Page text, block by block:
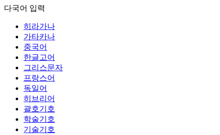
다국어 입력
히라가나
가타카나
중국어
한글고어
그리스문자
프랑스어
독일어
히브리어
괄호기호
학술기호
기술기호